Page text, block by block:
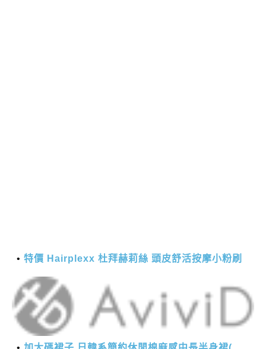
特價 Hairplexx 杜拜赫莉絲 頭皮舒活按摩小粉刷